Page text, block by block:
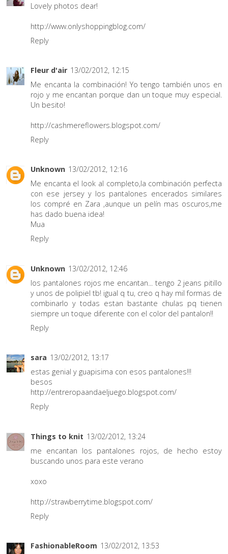
Lovely photos dear!
http://www.onlyshoppingblog.com/
Reply
Fleur d'air 13/02/2012, 12:15
Me encanta la combinación! Yo tengo también unos en
rojo y me encantan porque dan un toque muy especial.
Un besito!
http://cashmereflowers.blogspot.com/
Reply
Unknown 13/02/2012, 12:16
Me encanta el look al completo,la combinación perfecta
con ese jersey y los pantalones encerados similares
los compré en Zara ,aunque un pelín mas oscuros,me
has dado buena idea!
Mua
Reply
Unknown 13/02/2012, 12:46
los pantalones rojos me encantan... tengo 2 jeans pitillo
y unos de polipiel tb! igual q tu, creo q hay mil formas de
combinarlo y todas estan bastante chulas pq tienen
siempre un toque diferente con el color del pantalon!!
Reply
sara 13/02/2012, 13:17
estas genial y guapisima con esos pantalones!!!
besos
http://entreropaandaeljuego.blogspot.com/
Reply
Things to knit 13/02/2012, 13:24
me encantan los pantalones rojos, de hecho estoy
buscando unos para este verano
xoxo
http://strawberrytime.blogspot.com/
Reply
FashionableRoom 13/02/2012, 13:53